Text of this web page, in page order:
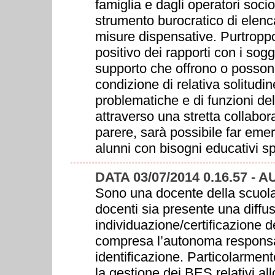
famiglia e dagli operatori
strumento burocratico di
misure dispensative.
positivo dei rapporti con i
supporto che offrono o
condizione di relativa
problematiche e di funzioni
attraverso una stretta
parere, sarà possibile far
alunni con bisogni educativi
DATA 03/07/2014 0.16.57 -
Sono una docente della
docenti sia presente una
individuazione/certificazione
compresa l’autonoma
identificazione.